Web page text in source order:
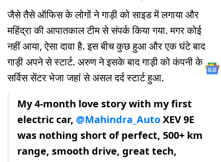
जैसे तैसे ऑफिस के लोगों ने गाड़ी को साइड में लगाया और
महिंद्रा की आपातकाल टीम से संपर्क किया गया. मगर कोई
नहीं आया, ऐसा दावा है. इस बीच कुछ हुआ और एक घंटे बाद
गाड़ी अपने से स्टार्ट. अरुण ने इसके बाद गाड़ी को कंपनी के
सर्विस सेंटर भेजा जहां से असल दर्द स्टार्ट हुआ.
My 4-month love story with my first
electric car, @Mahindra_AutoXEV 9E
was nothing short of perfect, 500+ km
range, smooth drive, great tech,